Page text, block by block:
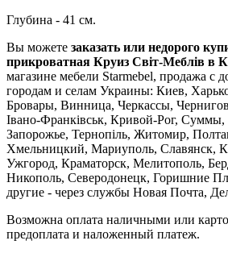
Глубина - 41 см.
Вы можете заказать или недорого
прикроватная Круиз Світ-Меблів в
магазине мебели Starmebel, продажа с
городам и селам Украины: Киев,
Бровары, Винница, Черкассы,
Івано-Франківськ, Кривой-Рог, Суммы,
Запорожье, Тернопіль, Житомир,
Хмельницкий, Мариуполь, Славянск,
Ужгород, Краматорск, Мелитополь,
Никополь, Северодонецк, Горишние
другие - через службы Новая Почта,
Возможна оплата наличными или
предоплата и наложенный платеж.